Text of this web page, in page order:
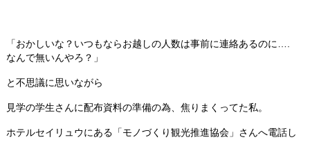
「おかしいな？いつもならお越しの人数は事前に連絡あるのに….
なんで無いんやろ？」
と不思議に思いながら
見学の学生さんに配布資料の準備の為、焦りまくってた私。
ホテルセイリュウにある「モノづくり観光推進協会」さんへ電話し